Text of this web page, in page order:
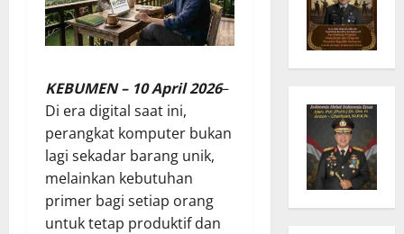
KEBUMEN – 10 April 2026–
Di era digital saat ini,
perangkat komputer bukan
lagi sekadar barang unik,
melainkan kebutuhan
primer bagi setiap orang
untuk tetap produktif dan